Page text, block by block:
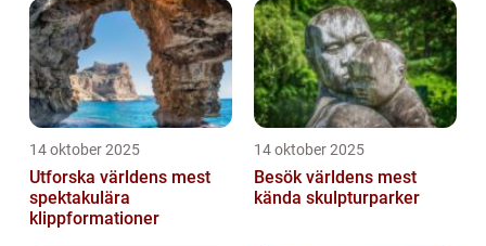
14 oktober 2025
Utforska världens mest
spektakulära
klippformationer
14 oktober 2025
Besök världens mest
kända skulpturparker